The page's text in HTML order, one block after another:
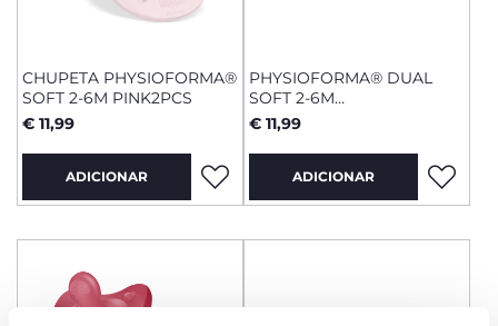
CHUPETA PHYSIOFORMA®
SOFT 2-6M PINK2PCS
€ 11,99
ADICIONAR
PHYSIOFORMA® DUAL
SOFT 2-6M
AZUL/CINZENTO 2
UNIDADES
€ 11,99
ADICIONAR